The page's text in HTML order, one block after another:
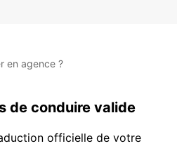
en agence ?
de conduire valide
officielle de votre